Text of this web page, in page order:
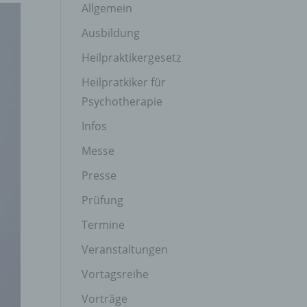
Allgemein
Ausbildung
Heilpraktikergesetz
Heilpratkiker für
Psychotherapie
Infos
Messe
Presse
Prüfung
Termine
Veranstaltungen
Vortagsreihe
Vorträge